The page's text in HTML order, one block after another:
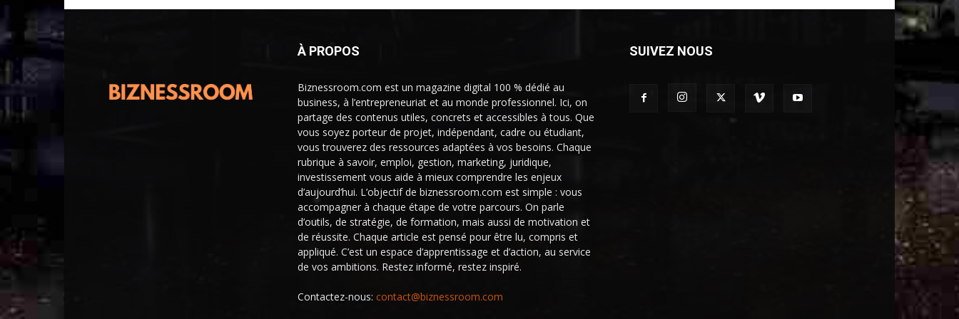
À PROPOS
Biznessroom.com est un magazine digital 100 % dédié au
business, à l’entrepreneuriat et au monde professionnel. Ici, on
partage des contenus utiles, concrets et accessibles à tous. Que
vous soyez porteur de projet, indépendant, cadre ou étudiant,
vous trouverez des ressources adaptées à vos besoins. Chaque
rubrique à savoir, emploi, gestion, marketing, juridique,
investissement vous aide à mieux comprendre les enjeux
d’aujourd’hui. L’objectif de biznessroom.com est simple : vous
accompagner à chaque étape de votre parcours. On parle
d’outils, de stratégie, de formation, mais aussi de motivation et
de réussite. Chaque article est pensé pour être lu, compris et
appliqué. C’est un espace d’apprentissage et d’action, au service
de vos ambitions. Restez informé, restez inspiré.
Contactez-nous: contact@biznessroom.com
SUIVEZ NOUS